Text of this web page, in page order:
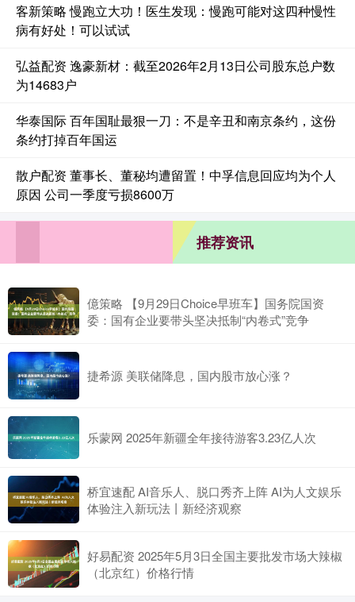
客新策略 慢跑立大功！医生发现：慢跑可能对这四种慢性
病有好处！可以试试
弘益配资 逸豪新材：截至2026年2月13日公司股东总户数
为14683户
华泰国际 百年国耻最狠一刀：不是辛丑和南京条约，这份
条约打掉百年国运
散户配资 董事长、董秘均遭留置！中孚信息回应均为个人
原因 公司一季度亏损8600万
推荐资讯
億策略 【9月29日Choice早班车】国务院国资
委：国有企业要带头坚决抵制“内卷式”竞争
捷希源 美联储降息，国内股市放心涨？
乐蒙网 2025年新疆全年接待游客3.23亿人次
桥宜速配 AI音乐人、脱口秀齐上阵 AI为人文娱乐
体验注入新玩法丨新经济观察
好易配资 2025年5月3日全国主要批发市场大辣椒
（北京红）价格行情